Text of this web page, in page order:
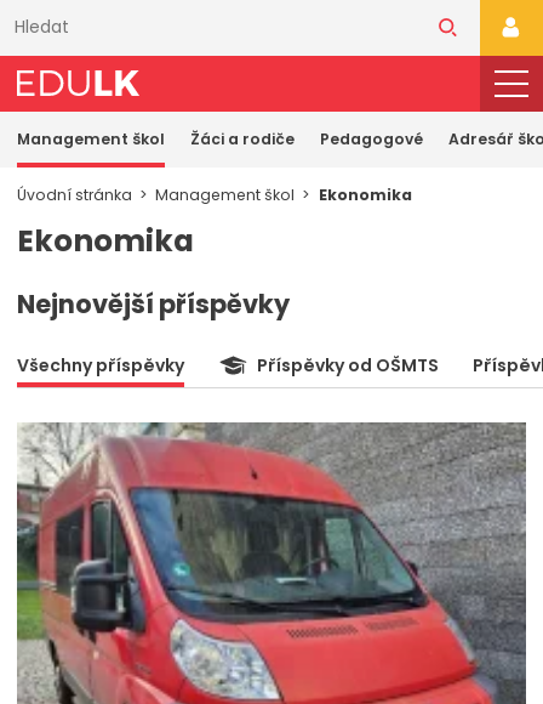
obsahu
Management škol Žáci a rodiče Pedagogové Adresář
Úvodní stránka Management škol Ekonomika
Ekonomika
Nejnovější příspěvky
Všechny příspěvky Příspěvky od OŠMTS